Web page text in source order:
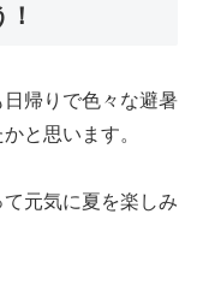
帰りで色々な避暑
と思います。
元気に夏を楽しみ